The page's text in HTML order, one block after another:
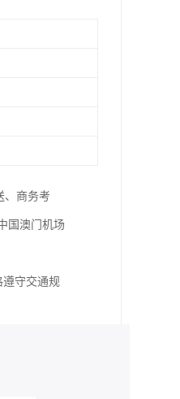
、商务考
国澳门机场
遵守交通规